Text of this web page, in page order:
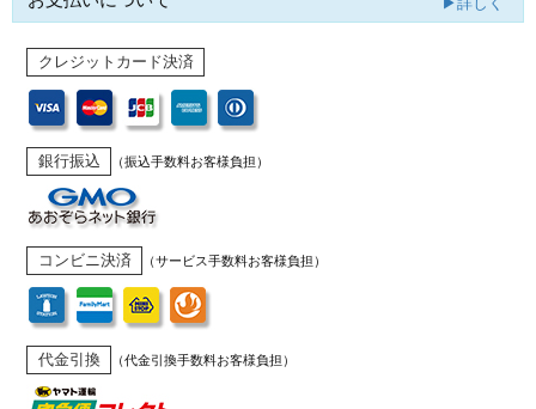
クレジットカード決済
銀行振込 （振込手数料お客様負担）
コンビニ決済 （サービス手数料お客様負担）
代金引換 （代金引換手数料お客様負担）